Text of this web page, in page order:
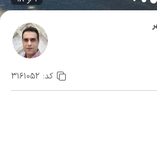
کد: 3161052